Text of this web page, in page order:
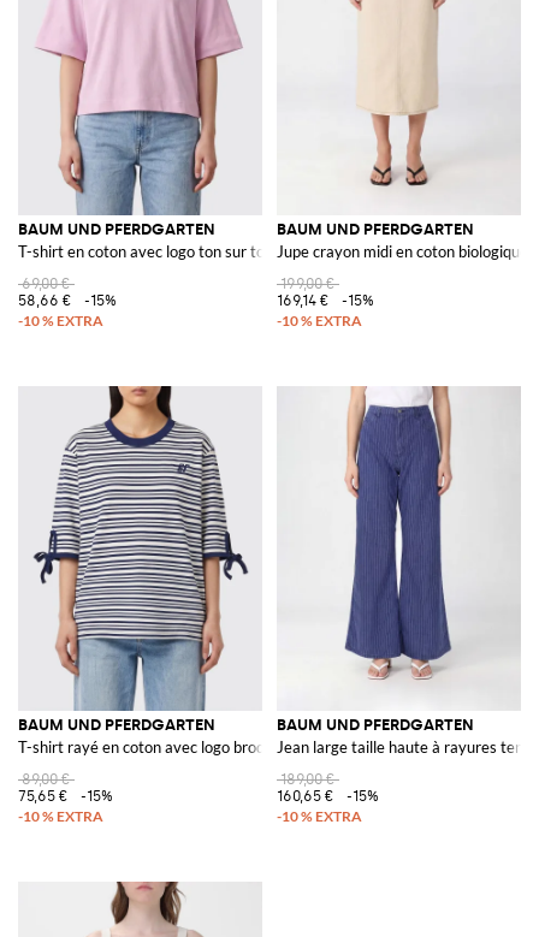
BAUM UND PFERDGARTEN
T-shirt en coton avec logo ton sur ton et épaules tombantes
69,00 €
58,66 €
-15%
BAUM UND PFERDGARTEN
Jupe crayon midi en coton biologique
199,00 €
169,14 €
-15%
BAUM UND PFERDGARTEN
T-shirt rayé en coton avec logo brodé
89,00 €
75,65 €
-15%
BAUM UND PFERDGARTEN
Jean large taille haute à rayures
189,00 €
160,65 €
-15%